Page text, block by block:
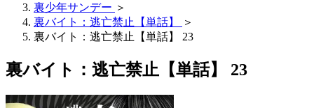
裏少年サンデー ＞
裏バイト：逃亡禁止【単話】
＞
裏バイト：逃亡禁止【単話】 23
裏バイト：逃亡禁止【単話】 23